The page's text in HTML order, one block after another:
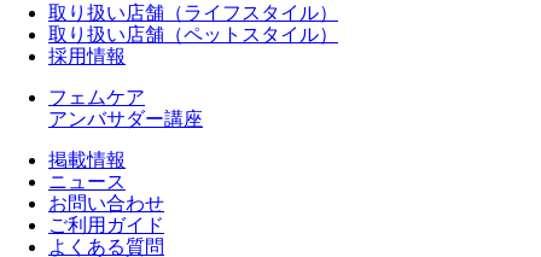
取り扱い店舗（ライフスタイル）
取り扱い店舗（ペットスタイル）
採用情報
フェムケア
アンバサダー講座
掲載情報
ニュース
お問い合わせ
ご利用ガイド
よくある質問